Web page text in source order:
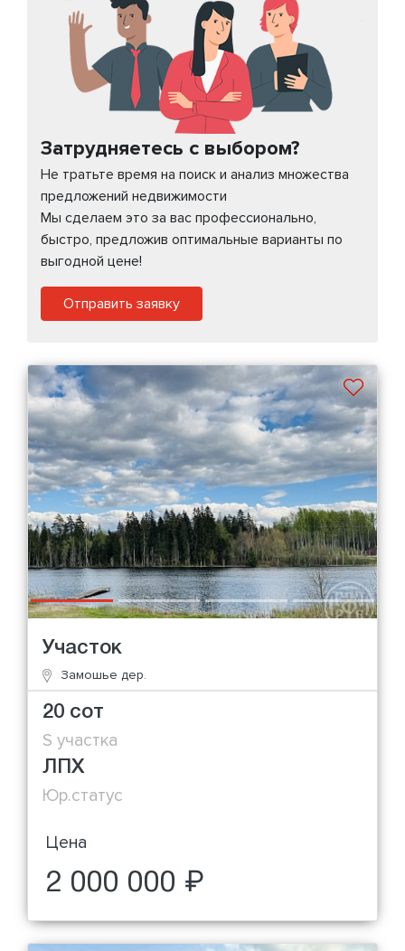
Затрудняетесь с выбором?
Не тратьте время на поиск и анализ множества
предложений недвижимости
Мы сделаем это за вас профессионально,
быстро, предложив оптимальные варианты по
выгодной цене!
Отправить заявку
Участок
Замошье дер.
20 сот
S участка
ЛПХ
Юр.статус
Цена
2 000 000 ₽